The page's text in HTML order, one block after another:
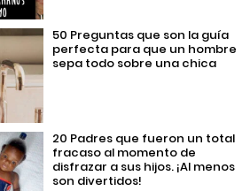
50 Preguntas que son la guía
perfecta para que un hombre
sepa todo sobre una chica
20 Padres que fueron un total
fracaso al momento de
disfrazar a sus hijos. ¡Al menos
son divertidos!